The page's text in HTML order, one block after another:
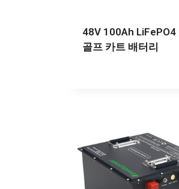
48V 100Ah LiFePO4
골프 카트 배터리